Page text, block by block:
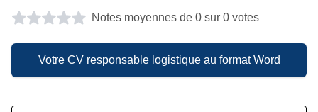
Notes moyennes de 0 sur 0 votes
Votre CV responsable logistique au format Word